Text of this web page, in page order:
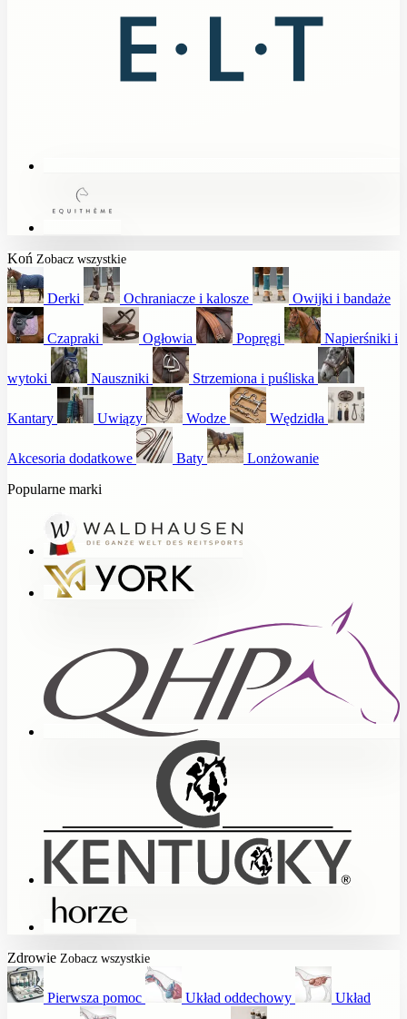
Koń Zobacz wszystkie
Derki Ochraniacze i kalosze Owijki i bandaże
Czapraki Ogłowia Popręgi Napierśniki i
wytoki Nauszniki Strzemiona i puśliska
Kantary Uwiązy Wodze Wędzidła
Akcesoria dodatkowe Baty
Lonżowanie
Popularne marki
Zdrowie Zobacz wszystkie
Pierwsza pomoc Układ oddechowy Układ